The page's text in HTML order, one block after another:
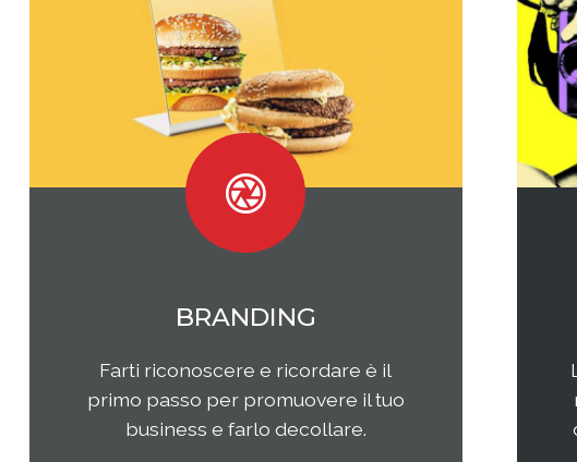
MARKETING
Qual è il tuo rapporto con i clienti e
come questi ultimi percepiscono la
tua impresa e i tuoi prodotti o